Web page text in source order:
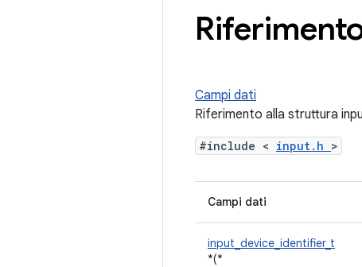
Campi dati
Riferimento alla struttura
#include < input.h >
Campi dati
input_device_identifier_t
*(*